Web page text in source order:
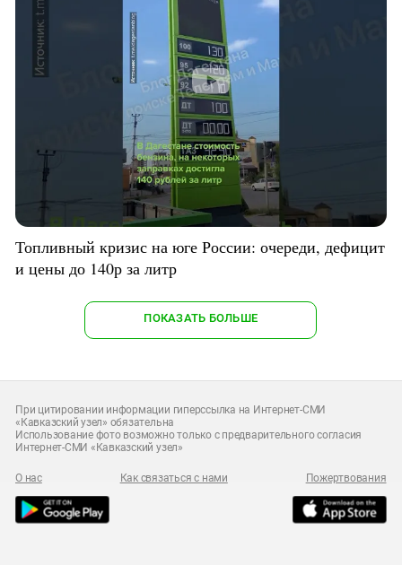
Топливный кризис на юге России: очереди, дефицит
и цены до 140р за литр
ПОКАЗАТЬ БОЛЬШЕ
При цитировании информации гиперссылка на Интернет-СМИ
«Кавказский узел» обязательна
Использование фото возможно только с предварительного согласия
Интернет-СМИ «Кавказский узел»
О нас Как связаться с нами Пожертвования